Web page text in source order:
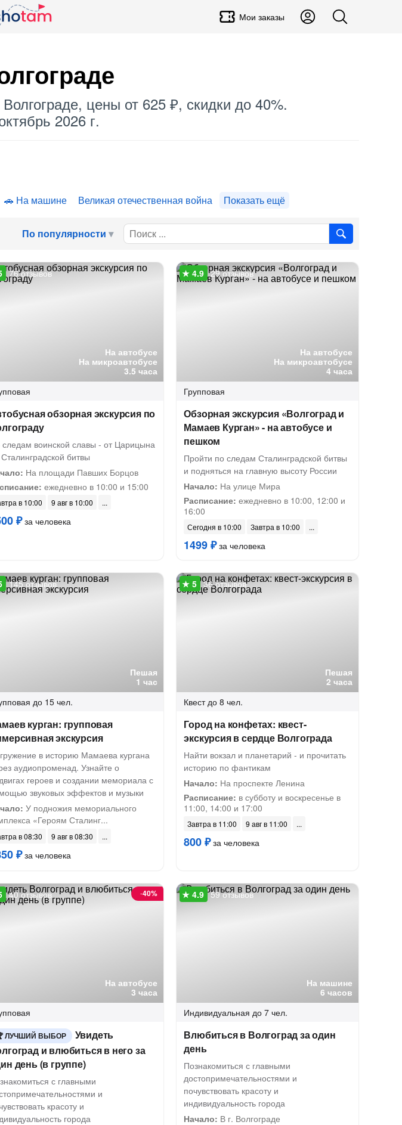
Мои заказы
цены от 625 ₽, скидки до 40%.
2026 г.
На машине Великая отечественная война Показать ещё
По популярности
На автобусе
На микроавтобусе
3.5 часа
76 отзывов
обзорная экскурсия по
воинской славы - от Царицына
битвы
На площади Павших Борцов
ежедневно в 10:00 и 15:00
в 10:00 9 авг в 10:00
₽за человека
На автобусе
На микроавтобусе
4 часа
29 отзывов
Групповая
Обзорная экскурсия «Волгоград и
Мамаев Курган» - на автобусе и
пешком
Пройти по следам Сталинградской битвы
и подняться на главную высоту России
Начало: На улице Мира
Расписание: ежедневно в 10:00, 12:00 и
16:00
Сегодня в 10:00 Завтра в 10:00
1499 ₽за человека
Пешая
1 час
145 отзывов
до 15 чел.
курган: групповая
экскурсия
в историю Мамаева кургана
аудиопроменад. Узнайте о
героев и создании мемориала с
звуковых эффектов и музыки
У подножия мемориального
«Героям Сталинг...
в 08:30 9 авг в 08:30
₽за человека
Пешая
2 часа
36 отзывов
Квест до 8 чел.
Город на конфетах: квест-
экскурсия в сердце Волгограда
Найти вокзал и планетарий - и прочитать
историю по фантикам
Начало: На проспекте Ленина
Расписание: в субботу и воскресенье в
11:00, 14:00 и 17:00
Завтра в 11:00 9 авг в 11:00
800 ₽за человека
На автобусе
3 часа
-40%
40 отзывов
ЛУЧШИЙ ВЫБОР
Увидеть
и влюбиться в него за
день (в группе)
с главными
и
красоту и
города
На машине
6 часов
59 отзывов
Индивидуальная до 7 чел.
Влюбиться в Волгоград за один
день
Познакомиться с главными
достопримечательностями и
почувствовать красоту и
индивидуальность города
Начало: В г. Волгограде